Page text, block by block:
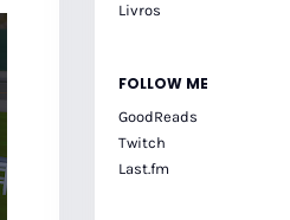
Livros
FOLLOW ME
GoodReads
Twitch
Last.fm